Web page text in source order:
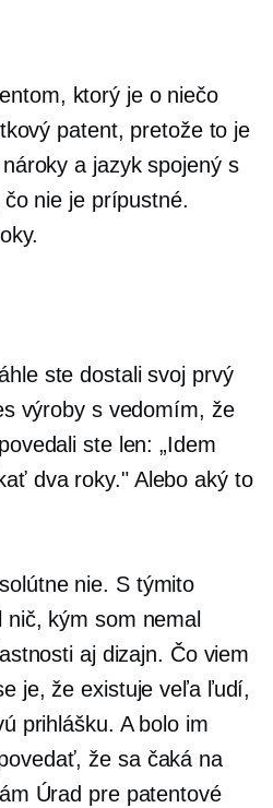
ktorý je o niečo
patent, pretože to je
a jazyk spojený s
nie je prípustné.
ste dostali svoj prvý
výroby s vedomím, že
ste len: „Idem
dva roky." Alebo aký to
nie. S týmito
kým som nemal
aj dizajn. Čo viem
je, že existuje veľa ľudí,
prihlášku. A bolo im
že sa čaká na
Úrad pre patentové